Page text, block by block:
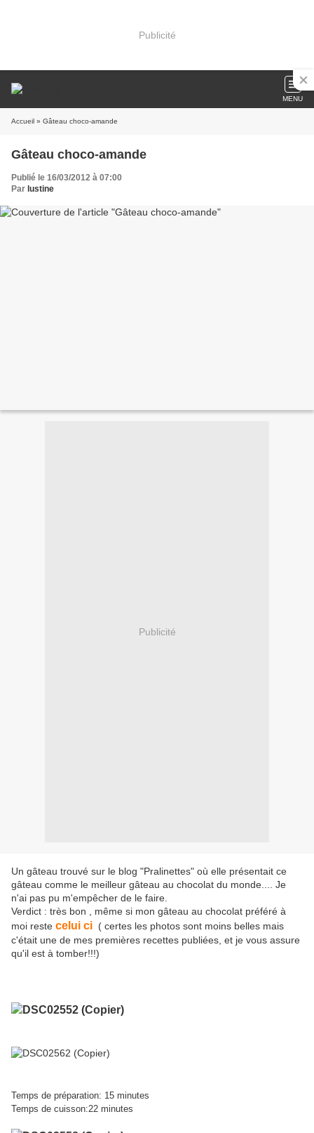
Publicité
MENU
Accueil » Gâteau choco-amande
Gâteau choco-amande
Publié le 16/03/2012 à 07:00
Par lustine
Publicité
Un gâteau trouvé sur le blog "Pralinettes" où elle présentait ce
gâteau comme le meilleur gâteau au chocolat du monde.... Je
n'ai pas pu m'empêcher de le faire.
Verdict : très bon , même si mon gâteau au chocolat préféré à
moi reste celui ci ( certes les photos sont moins belles mais
c'était une de mes premières recettes publiées, et je vous assure
qu'il est à tomber!!!)
Temps de préparation: 15 minutes
Temps de cuisson:22 minutes